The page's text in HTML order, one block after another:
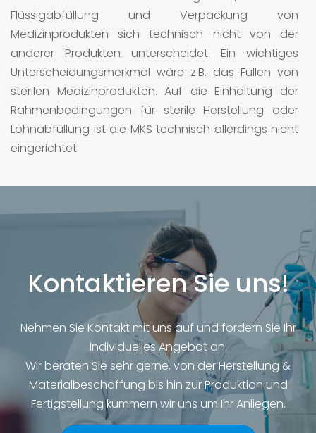
Flüssigabfüllung und Verpackung von
Medizinprodukten sich technisch nicht von der
anderer Produkten unterscheidet. Ein wichtiges
Unterscheidungsmerkmal wäre z.B. das Füllen von
sterilen Medizinprodukten. Auf die Einhaltung der
Rahmenbedingungen für sterile Herstellung oder
Lohnabfüllung ist die MKS technisch allerdings nicht
eingerichtet.
Kontaktieren Sie uns!
Nehmen Sie Kontakt mit uns auf und fordern Sie Ihr
individuelles Angebot an.
Wir beraten Sie sehr gerne, von der Herstellung &
Materialbeschaffung bis hin zur Produktion und
Fertigstellung kümmern wir uns um Ihr Anliegen.